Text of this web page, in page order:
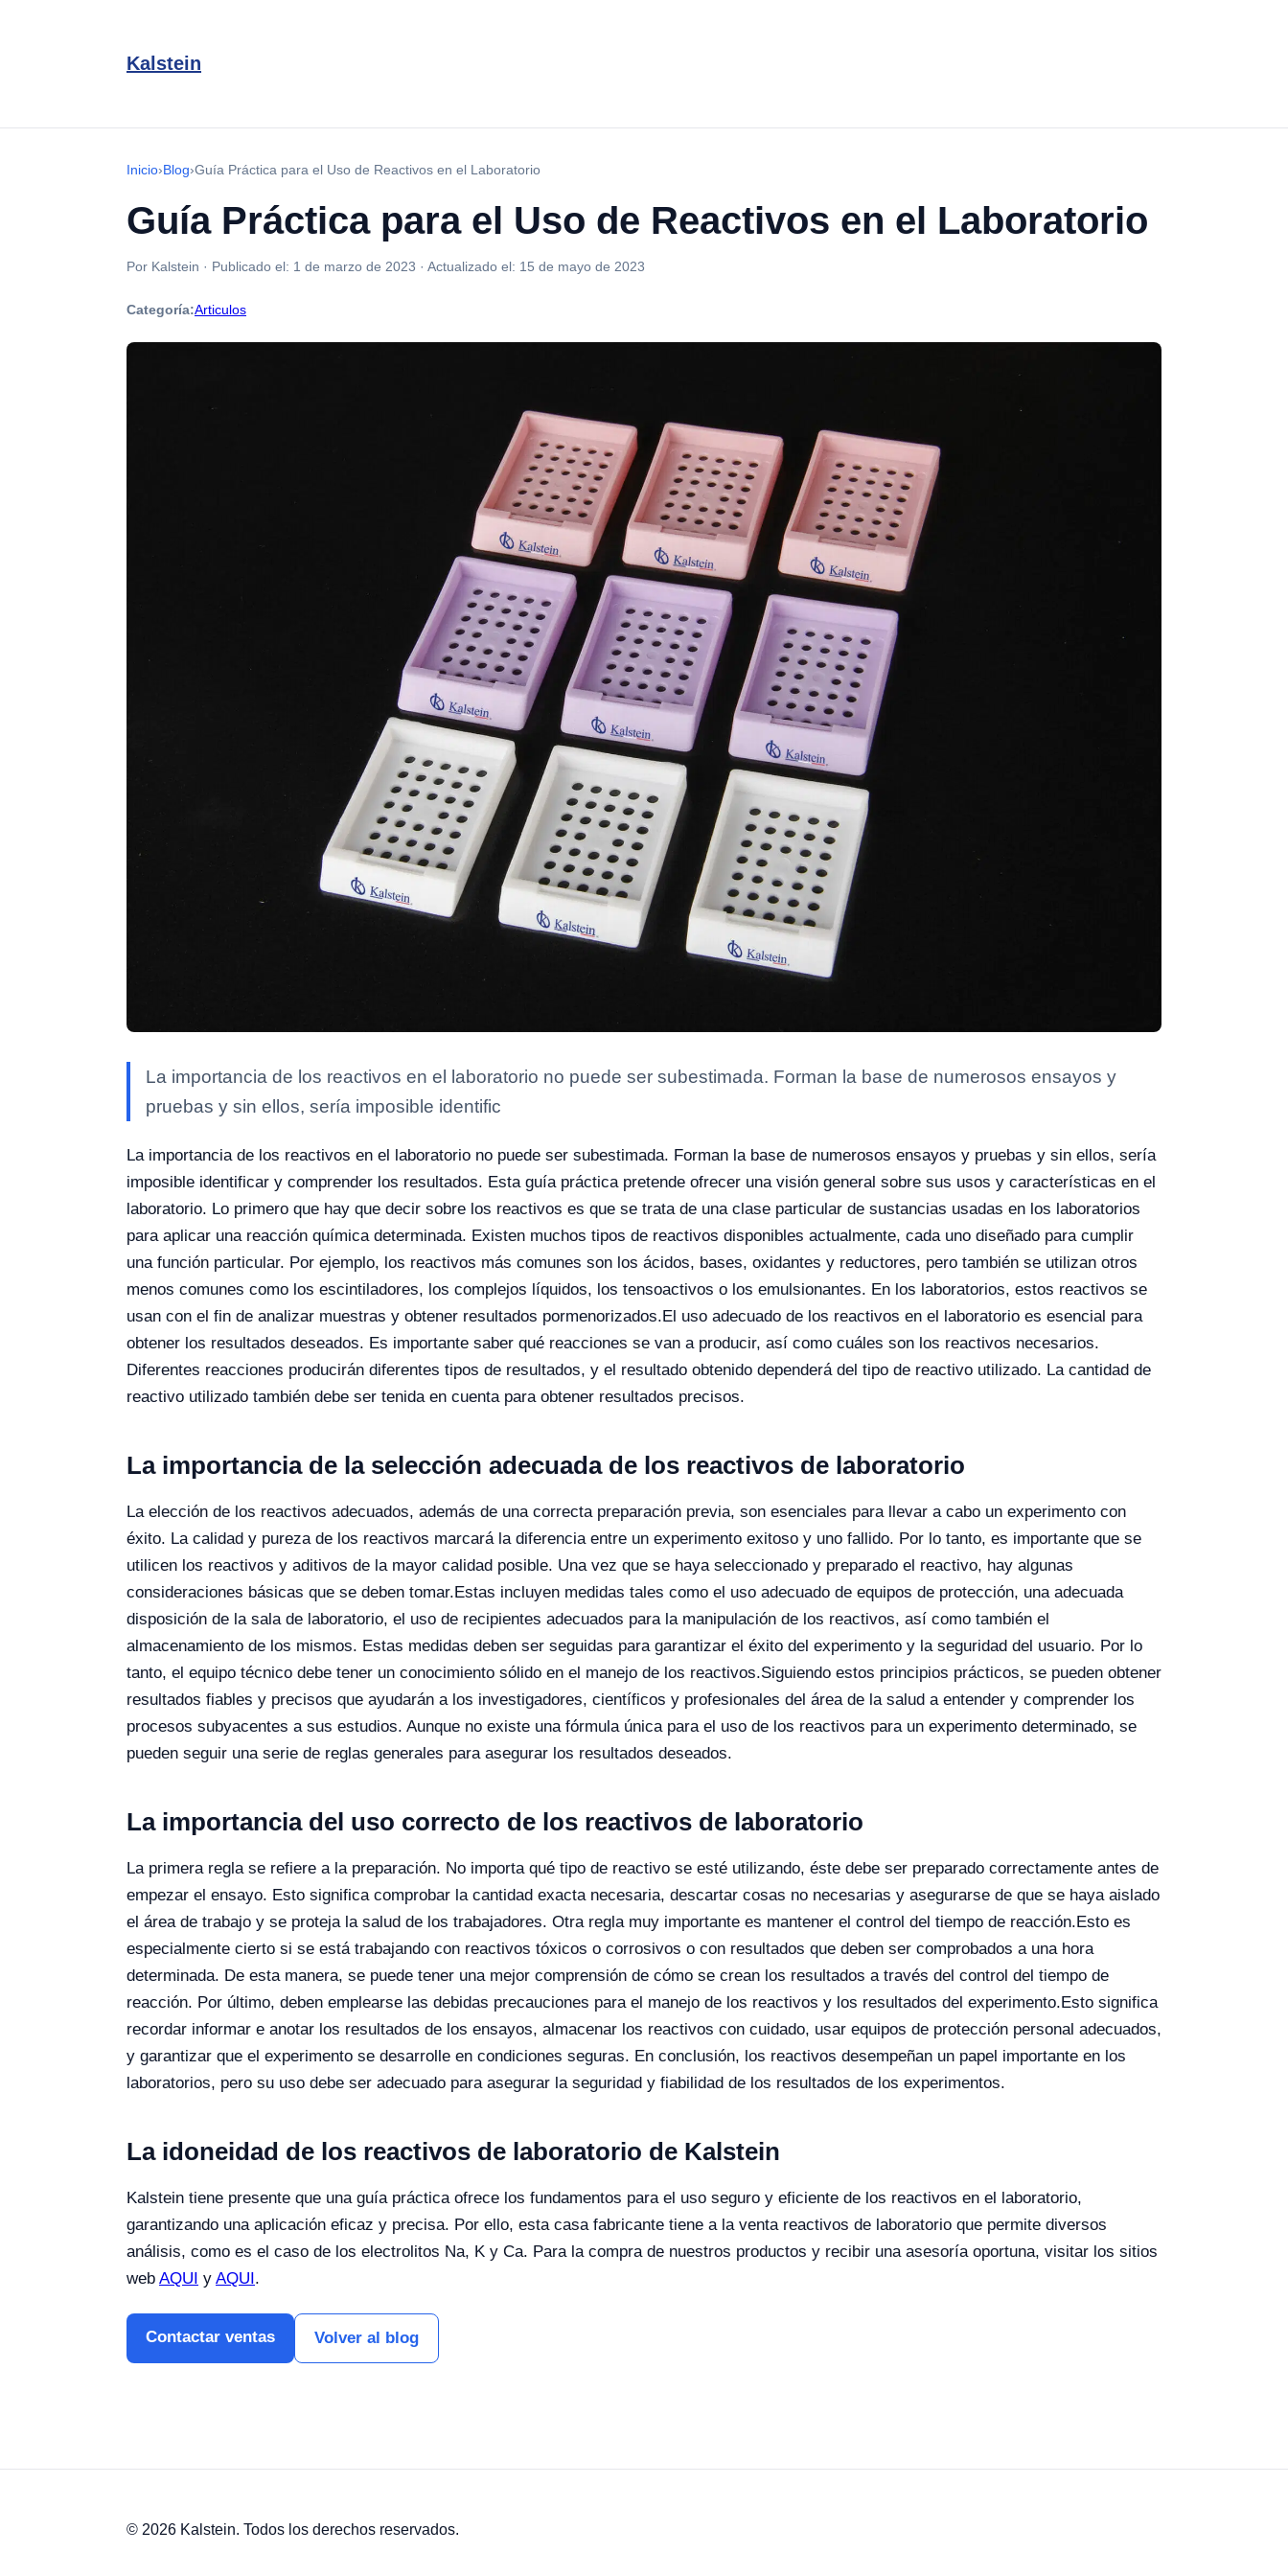
Kalstein
Inicio›Blog›Guía Práctica para el Uso de Reactivos en el Laboratorio
Guía Práctica para el Uso de Reactivos en el Laboratorio
Por Kalstein · Publicado el: 1 de marzo de 2023 · Actualizado el: 15 de mayo de 2023
Categoría:Articulos
La importancia de los reactivos en el laboratorio no puede ser subestimada. Forman la base de numerosos ensayos y
pruebas y sin ellos, sería imposible identific
La importancia de los reactivos en el laboratorio no puede ser subestimada. Forman la base de numerosos ensayos y pruebas y sin ellos, sería
imposible identificar y comprender los resultados. Esta guía práctica pretende ofrecer una visión general sobre sus usos y características en el
laboratorio. Lo primero que hay que decir sobre los reactivos es que se trata de una clase particular de sustancias usadas en los laboratorios
para aplicar una reacción química determinada. Existen muchos tipos de reactivos disponibles actualmente, cada uno diseñado para cumplir
una función particular. Por ejemplo, los reactivos más comunes son los ácidos, bases, oxidantes y reductores, pero también se utilizan otros
menos comunes como los escintiladores, los complejos líquidos, los tensoactivos o los emulsionantes. En los laboratorios, estos reactivos se
usan con el fin de analizar muestras y obtener resultados pormenorizados.El uso adecuado de los reactivos en el laboratorio es esencial para
obtener los resultados deseados. Es importante saber qué reacciones se van a producir, así como cuáles son los reactivos necesarios.
Diferentes reacciones producirán diferentes tipos de resultados, y el resultado obtenido dependerá del tipo de reactivo utilizado. La cantidad de
reactivo utilizado también debe ser tenida en cuenta para obtener resultados precisos.
La importancia de la selección adecuada de los reactivos de laboratorio
La elección de los reactivos adecuados, además de una correcta preparación previa, son esenciales para llevar a cabo un experimento con
éxito. La calidad y pureza de los reactivos marcará la diferencia entre un experimento exitoso y uno fallido. Por lo tanto, es importante que se
utilicen los reactivos y aditivos de la mayor calidad posible. Una vez que se haya seleccionado y preparado el reactivo, hay algunas
consideraciones básicas que se deben tomar.Estas incluyen medidas tales como el uso adecuado de equipos de protección, una adecuada
disposición de la sala de laboratorio, el uso de recipientes adecuados para la manipulación de los reactivos, así como también el
almacenamiento de los mismos. Estas medidas deben ser seguidas para garantizar el éxito del experimento y la seguridad del usuario. Por lo
tanto, el equipo técnico debe tener un conocimiento sólido en el manejo de los reactivos.Siguiendo estos principios prácticos, se pueden obtener
resultados fiables y precisos que ayudarán a los investigadores, científicos y profesionales del área de la salud a entender y comprender los
procesos subyacentes a sus estudios. Aunque no existe una fórmula única para el uso de los reactivos para un experimento determinado, se
pueden seguir una serie de reglas generales para asegurar los resultados deseados.
La importancia del uso correcto de los reactivos de laboratorio
La primera regla se refiere a la preparación. No importa qué tipo de reactivo se esté utilizando, éste debe ser preparado correctamente antes de
empezar el ensayo. Esto significa comprobar la cantidad exacta necesaria, descartar cosas no necesarias y asegurarse de que se haya aislado
el área de trabajo y se proteja la salud de los trabajadores. Otra regla muy importante es mantener el control del tiempo de reacción.Esto es
especialmente cierto si se está trabajando con reactivos tóxicos o corrosivos o con resultados que deben ser comprobados a una hora
determinada. De esta manera, se puede tener una mejor comprensión de cómo se crean los resultados a través del control del tiempo de
reacción. Por último, deben emplearse las debidas precauciones para el manejo de los reactivos y los resultados del experimento.Esto significa
recordar informar e anotar los resultados de los ensayos, almacenar los reactivos con cuidado, usar equipos de protección personal adecuados,
y garantizar que el experimento se desarrolle en condiciones seguras. En conclusión, los reactivos desempeñan un papel importante en los
laboratorios, pero su uso debe ser adecuado para asegurar la seguridad y fiabilidad de los resultados de los experimentos.
La idoneidad de los reactivos de laboratorio de Kalstein
Kalstein tiene presente que una guía práctica ofrece los fundamentos para el uso seguro y eficiente de los reactivos en el laboratorio,
garantizando una aplicación eficaz y precisa. Por ello, esta casa fabricante tiene a la venta reactivos de laboratorio que permite diversos
análisis, como es el caso de los electrolitos Na, K y Ca. Para la compra de nuestros productos y recibir una asesoría oportuna, visitar los sitios
web AQUI y AQUI.
Contactar ventas Volver al blog
© 2026 Kalstein. Todos los derechos reservados.